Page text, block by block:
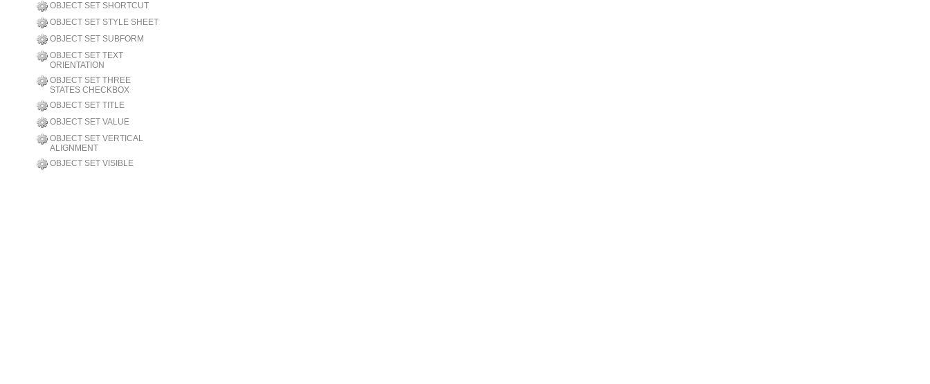
OBJECT SET SHORTCUT
OBJECT SET STYLE SHEET
OBJECT SET SUBFORM
OBJECT SET TEXT
ORIENTATION
OBJECT SET THREE
STATES CHECKBOX
OBJECT SET TITLE
OBJECT SET VALUE
OBJECT SET VERTICAL
ALIGNMENT
OBJECT SET VISIBLE